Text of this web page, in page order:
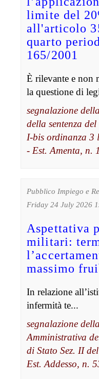
limite del
all'articolo
quarto
165/2001
È rilevante e non
la questione di
segnalazione
della sentenza
I-bis ordinanza 3
- Est. Amenta, n.
Pubblico Impiego e
Friday 24 July 2026
Aspettativa
militari:
massimo
In relazione
infermità te...
segnalazione
Amministrativa
di Stato Sez. II
Est. Addesso, n.